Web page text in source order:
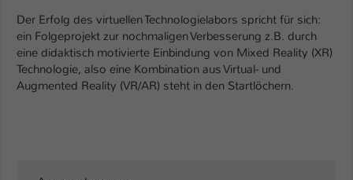
Der Erfolg des virtuellen Technologielabors spricht für sich:
ein Folgeprojekt zur nochmaligen Verbesserung z.B. durch
eine didaktisch motivierte Einbindung von Mixed Reality (XR)
Technologie, also eine Kombination aus Virtual- und
Augmented Reality (VR/AR) steht in den Startlöchern.